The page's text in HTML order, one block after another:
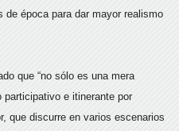
época para dar mayor realismo
que “no sólo es una mera
e itinerante por
que discurre en varios escenarios